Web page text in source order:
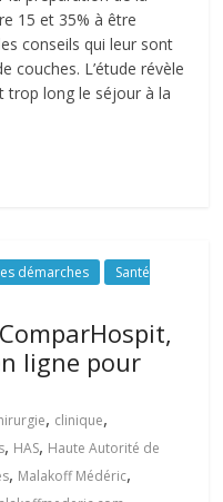
15 et 35% à être
conseils qui leur sont
couches. L’étude révèle
trop long le séjour à la
démarches
Santé
ligne pour
, clinique,
, HAS, Haute Autorité de
, Malakoff Médéric,